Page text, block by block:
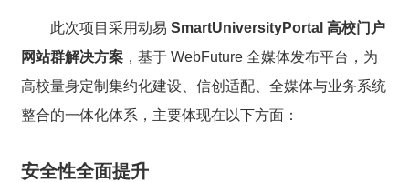
此次项目采用动易 SmartUniversityPortal 高校门户
网站群解决方案，基于 WebFuture 全媒体发布平台，为
高校量身定制集约化建设、信创适配、全媒体与业务系统
整合的一体化体系，主要体现在以下方面：
安全性全面提升